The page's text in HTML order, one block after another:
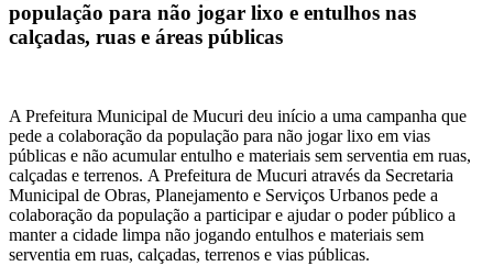
população para não jogar lixo e entulhos nas
calçadas, ruas e áreas públicas
A Prefeitura Municipal de Mucuri deu início a uma campanha que
pede a colaboração da população para não jogar lixo em vias
públicas e não acumular entulho e materiais sem serventia em ruas,
calçadas e terrenos. A Prefeitura de Mucuri através da Secretaria
Municipal de Obras, Planejamento e Serviços Urbanos pede a
colaboração da população a participar e ajudar o poder público a
manter a cidade limpa não jogando entulhos e materiais sem
serventia em ruas, calçadas, terrenos e vias públicas.